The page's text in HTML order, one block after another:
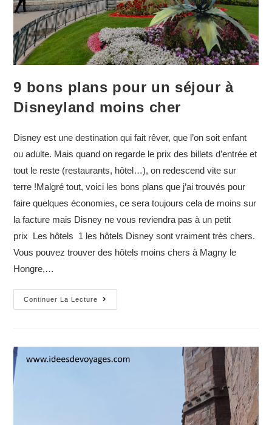
9 bons plans pour un séjour à
Disneyland moins cher
Disney est une destination qui fait rêver, que l’on soit enfant
ou adulte. Mais quand on regarde le prix des billets d’entrée et
tout le reste (restaurants, hôtel…), on redescend vite sur
terre !Malgré tout, voici les bons plans que j’ai trouvés pour
faire quelques économies, ce sera toujours cela de moins sur
la facture mais Disney ne vous reviendra pas à un petit
prix Les hôtels 1 les hôtels Disney sont vraiment très chers.
Vous pouvez trouver des hôtels moins chers à Magny le
Hongre,…
Continuer La Lecture
bons
un